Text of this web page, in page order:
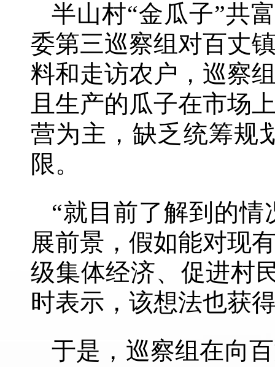
半山村“金瓜子”共
委第三巡察组对百丈
料和走访农户，巡察
且生产的瓜子在市场
营为主，缺乏统筹规
限。
“就目前了解到的
展前景，假如能对现
级集体经济、促进村
时表示，该想法也获
于是，巡察组在向